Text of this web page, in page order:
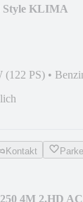
Style KLIMA
(122 PS) •
Kontakt
4M 2.HD